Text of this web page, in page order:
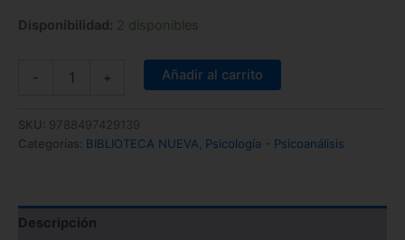
Disponibilidad: 2 disponibles
- + Añadir al carrito
SKU: 9788497429139
Categorías: BIBLIOTECA NUEVA Psicología - Psicoanálisis
Descripción